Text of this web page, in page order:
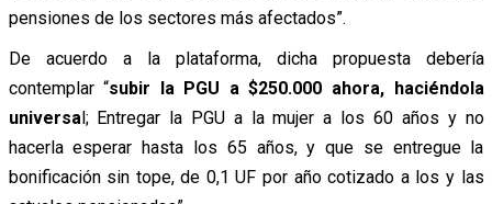
pensiones de los sectores más afectados”.
De acuerdo a la plataforma, dicha propuesta debería
contemplar “subir la PGU a $250.000 ahora, haciéndola
universal; Entregar la PGU a la mujer a los 60 años y no
hacerla esperar hasta los 65 años, y que se entregue la
bonificación sin tope, de 0,1 UF por año cotizado a los y las